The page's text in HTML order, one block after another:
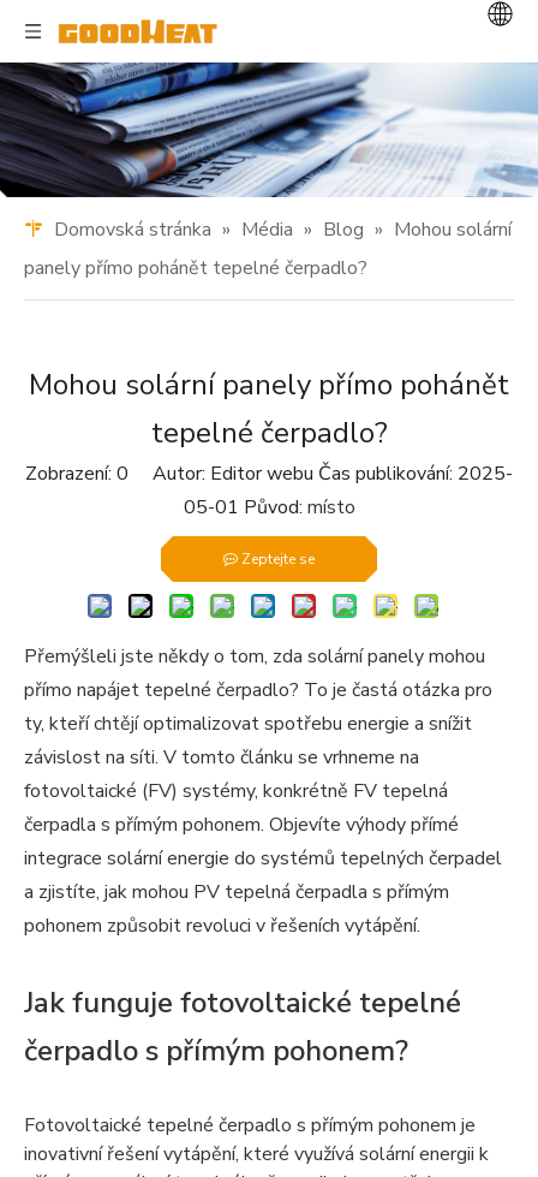
Domovská stránka » Média » Blog » Mohou solární
panely přímo pohánět tepelné čerpadlo?
Mohou solární panely přímo pohánět
tepelné čerpadlo?
Zobrazení: 0 Autor: Editor webu Čas publikování: 2025-
05-01 Původ: místo
Zeptejte se
Přemýšleli jste někdy o tom, zda solární panely mohou
přímo napájet tepelné čerpadlo? To je častá otázka pro
ty, kteří chtějí optimalizovat spotřebu energie a snížit
závislost na síti. V tomto článku se vrhneme na
fotovoltaické (FV) systémy, konkrétně FV tepelná
čerpadla s přímým pohonem. Objevíte výhody přímé
integrace solární energie do systémů tepelných čerpadel
a zjistíte, jak mohou PV tepelná čerpadla s přímým
pohonem způsobit revoluci v řešeních vytápění.
Jak funguje fotovoltaické tepelné
čerpadlo s přímým pohonem?
Fotovoltaické tepelné čerpadlo s přímým pohonem je
inovativní řešení vytápění, které využívá solární energii k